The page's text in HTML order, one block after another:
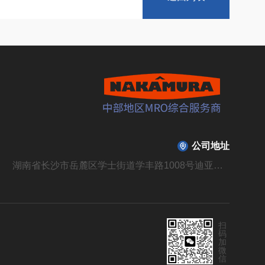
公司地址
湖南省长沙市岳麓区学士街道学丰路1008号迪亚溪谷山庄B310栋104号
扫
码
加
微
信